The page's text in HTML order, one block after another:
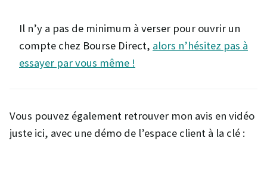
Il n’y a pas de minimum à verser pour ouvrir un
compte chez Bourse Direct, alors n’hésitez pas à
essayer par vous même !
Vous pouvez également retrouver mon avis en vidéo
juste ici, avec une démo de l’espace client à la clé :